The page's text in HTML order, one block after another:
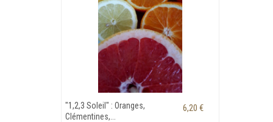
"1,2,3 Soleil" : Oranges,
Clémentines,...
6,20 €